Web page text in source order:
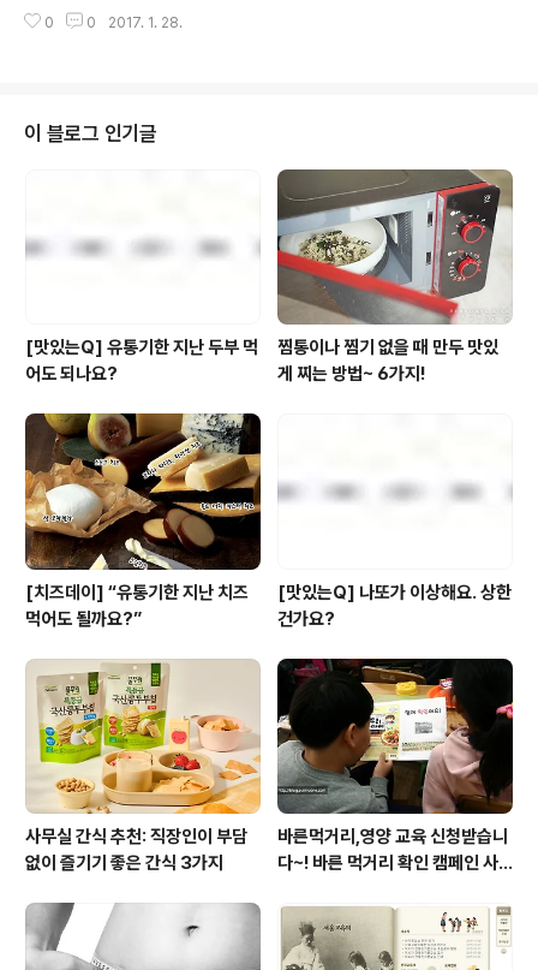
693067 http://blog.naver.com/rnfles/..
던 풀무원의 이색만두 3종! 그리고 동남아 음식 중 언제나
리뷰로 보답해주셨는데요. 풀무원 블로그 '아주사적인이야
기'의 공식 풀무원제품 리뷰단 풀로거 12기가 소개하는 풀
무원의 만두 & 면! 과연 풀로거 12기의 반응은 어땠을까
요? 이은덕님 http://blog.naver.com/ippuned/2205
34230314 http://blog.naver.com/ippune..
0 0 2017. 1. 28.
이 블로그 인기글
[맛있는Q] 유통기한 지난 두부 먹
어도 되나요?
찜통이나 찜기 없을 때 만두 맛있
게 찌는 방법~ 6가지!
[치즈데이] “유통기한 지난 치즈
먹어도 될까요?”
[맛있는Q] 나또가 이상해요. 상한
건가요?
사무실 간식 추천: 직장인이 부담
없이 즐기기 좋은 간식 3가지
바른먹거리,영양 교육 신청받습니
다~! 바른 먹거리 확인 캠페인 사